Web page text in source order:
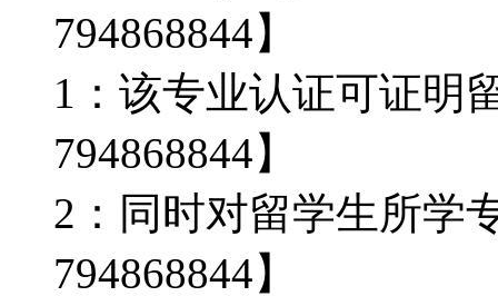
794868844】
1：该专业认证可证明
794868844】
2：同时对留学生所学
794868844】